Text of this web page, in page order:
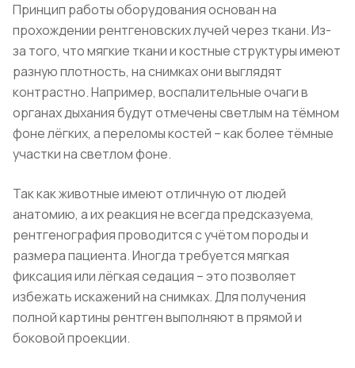
Принцип работы оборудования основан на
прохождении рентгеновских лучей через ткани. Из-
за того, что мягкие ткани и костные структуры имеют
разную плотность, на снимках они выглядят
контрастно. Например, воспалительные очаги в
органах дыхания будут отмечены светлым на тёмном
фоне лёгких, а переломы костей – как более тёмные
участки на светлом фоне.
Так как животные имеют отличную от людей
анатомию, а их реакция не всегда предсказуема,
рентгенография проводится с учётом породы и
размера пациента. Иногда требуется мягкая
фиксация или лёгкая седация – это позволяет
избежать искажений на снимках. Для получения
полной картины рентген выполняют в прямой и
боковой проекции.